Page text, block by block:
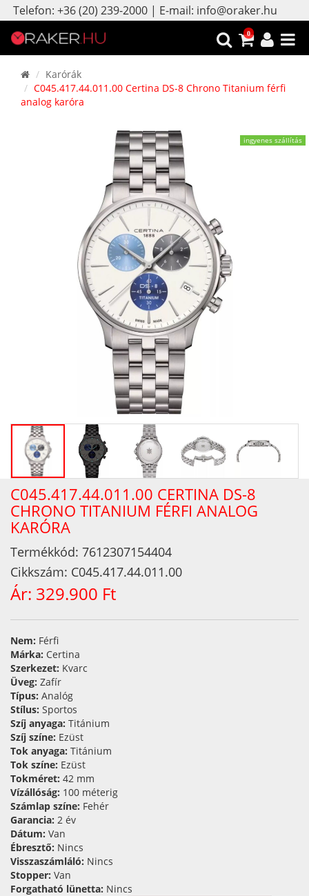
Telefon: +36 (20) 239-2000 | E-mail: info@oraker.hu
0
Karórák
C045.417.44.011.00 Certina DS-8 Chrono Titanium férfi
analog karóra
ingyenes szállítás
C045.417.44.011.00 CERTINA DS-8
CHRONO TITANIUM FÉRFI ANALOG
KARÓRA
Termékkód: 7612307154404
Cikkszám: C045.417.44.011.00
Ár: 329.900 Ft
Nem: Férfi
Márka: Certina
Szerkezet: Kvarc
Üveg: Zafír
Típus: Analóg
Stílus: Sportos
Szíj anyaga: Titánium
Szíj színe: Ezüst
Tok anyaga: Titánium
Tok színe: Ezüst
Tokméret: 42 mm
Vízállóság: 100 méterig
Számlap színe: Fehér
Garancia: 2 év
Dátum: Van
Ébresztő: Nincs
Visszaszámláló: Nincs
Stopper: Van
Forgatható lünetta: Nincs